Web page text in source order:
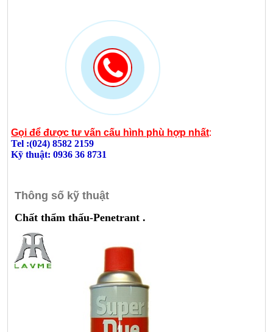
Gọi để được tư vấn cấu hình phù hợp nhất:
Tel :(024) 8582 2159
Kỹ thuật: 0936 36 8731
Thông số kỹ thuật
Chất thẩm thấu-Penetrant .